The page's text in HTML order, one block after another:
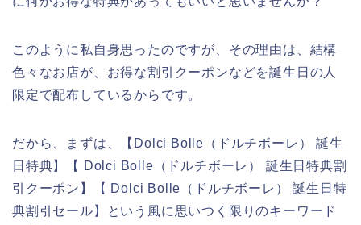
このように私自身思ったのですが、その理由は、結構
色々なお店が、お得な割引クーポンなどを誕生日の人
限定で配布しているからです。
だから、まずは、【Dolci Bolle（ドルチボーレ） 誕生
日特典】【 Dolci Bolle（ドルチボーレ） 誕生日特典割
引クーポン】【 Dolci Bolle（ドルチボーレ） 誕生日特
典割引セール】という風に思いつく限りのキーワード